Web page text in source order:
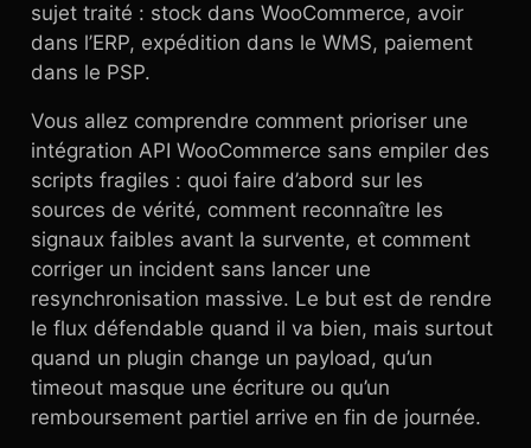
sujet traité : stock dans WooCommerce, avoir
dans l’ERP, expédition dans le WMS, paiement
dans le PSP.
Vous allez comprendre comment prioriser une
intégration API WooCommerce sans empiler des
scripts fragiles : quoi faire d’abord sur les
sources de vérité, comment reconnaître les
signaux faibles avant la survente, et comment
corriger un incident sans lancer une
resynchronisation massive. Le but est de rendre
le flux défendable quand il va bien, mais surtout
quand un plugin change un payload, qu’un
timeout masque une écriture ou qu’un
remboursement partiel arrive en fin de journée.